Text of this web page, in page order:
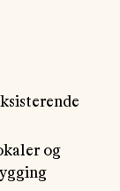
og